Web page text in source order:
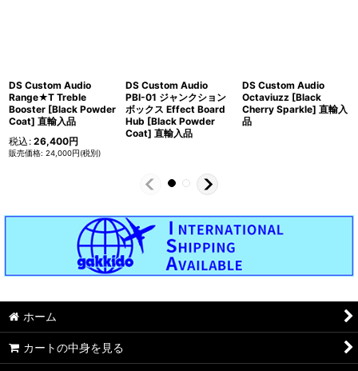
DS Custom Audio
Range★T Treble
Booster [Black Powder
Coat] 直輸入品
24,000円(税別)
税込 : 26,400円
DS Custom Audio
PBI-01 ジャンクション
ボックス Effect Board
Hub [Black Powder
Coat] 直輸入品
DS Custom Audio
Octaviuzz [Black
Cherry Sparkle] 直輸入
品
ホーム
カートの中身を見る